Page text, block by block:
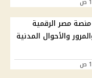
مصر الرقمية
والأحوال المدنية